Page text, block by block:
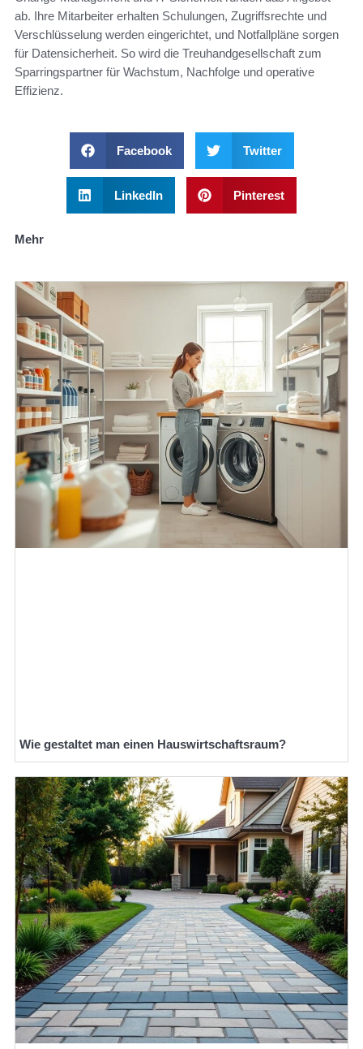
ab. Ihre Mitarbeiter erhalten Schulungen, Zugriffsrechte und
Verschlüsselung werden eingerichtet, und Notfallpläne sorgen
für Datensicherheit. So wird die Treuhandgesellschaft zum
Sparringspartner für Wachstum, Nachfolge und operative
Effizienz.
Facebook Twitter
LinkedIn Pinterest
Mehr
Wie gestaltet man einen Hauswirtschaftsraum?